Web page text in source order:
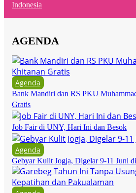
Indonesia
AGENDA
Agenda
Bank Mandiri dan RS PKU
Gratis
Job Fair di UNY, Hari Ini dan Besok
Agenda
Gebyar Kulit Jogja, Digelar 9-11 Juni